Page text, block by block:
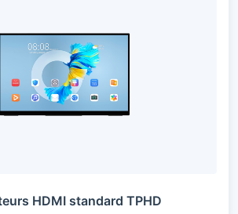
HDMI standard TPHD